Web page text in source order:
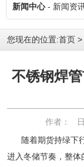
新闻中心- 新闻资
您现在的位置:首页 >
不锈钢焊
作者：
随着期货持绿下行
进入冬储节奏，整